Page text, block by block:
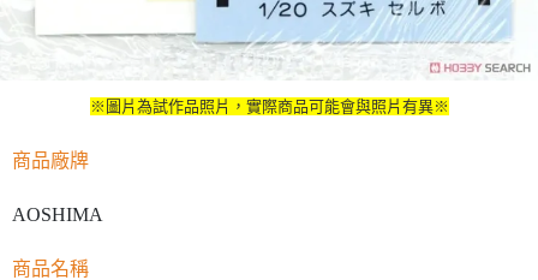
※圖片為試作品照片，實際商品可能會與照片有異※
商品廠牌
AOSHIMA
商品名稱